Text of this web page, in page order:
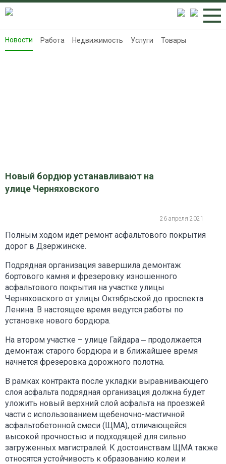
Новости
Новости Работа Недвижимость Услуги Товары
Новый бордюр устанавливают на
улице Черняховского
26 апреля 2021
Полным ходом идет ремонт асфальтового покрытия
дорог в Дзержинске.
Подрядная организация завершила демонтаж
бортового камня и фрезеровку изношенного
асфальтового покрытия на участке улицы
Черняховского от улицы Октябрьской до проспекта
Ленина. В настоящее время ведутся работы по
установке нового бордюра.
На втором участке – улице Гайдара ‒ продолжается
демонтаж старого бордюра и в ближайшее время
начнется фрезеровка дорожного полотна.
В рамках контракта после укладки выравнивающего
слоя асфальта подрядная организация должна будет
уложить новый верхний слой асфальта на проезжей
части с использованием щебеночно-мастичной
асфальтобетонной смеси (ЩМА), отличающейся
высокой прочностью и подходящей для сильно
загруженных магистралей. К достоинствам ЩМА также
относятся устойчивость к образованию колеи и